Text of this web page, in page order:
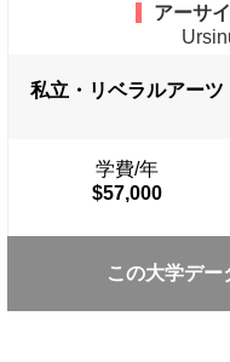
アーサ
私立・リベラルアーツ
学費/年
$57,000
この大学デ